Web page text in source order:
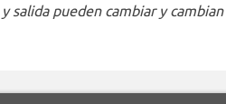
salida pueden cambiar y